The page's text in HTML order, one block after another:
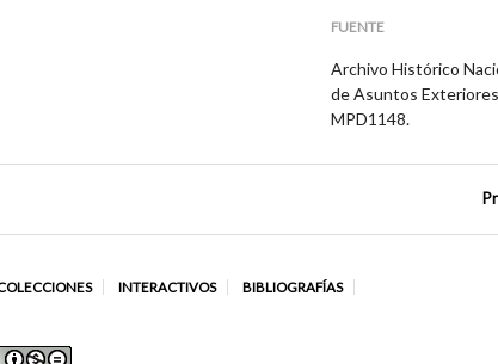
FUENTE
Archivo Histórico
de Asuntos
MPD1148.
INTERACTIVOS BIBLIOGRAFÍAS